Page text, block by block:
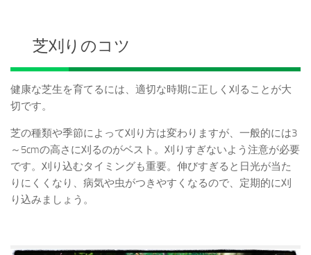
芝刈りのコツ
健康な芝生を育てるには、適切な時期に正しく刈ることが大
切です。
芝の種類や季節によって刈り方は変わりますが、一般的には3
～5cmの高さに刈るのがベスト。刈りすぎないよう注意が必要
です。刈り込むタイミングも重要。伸びすぎると日光が当た
りにくくなり、病気や虫がつきやすくなるので、定期的に刈
り込みましょう。